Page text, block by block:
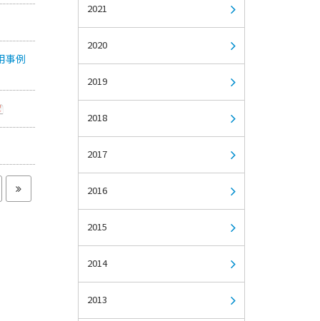
事例
2021
2020
2019
2018
2017
2016
2015
2014
2013